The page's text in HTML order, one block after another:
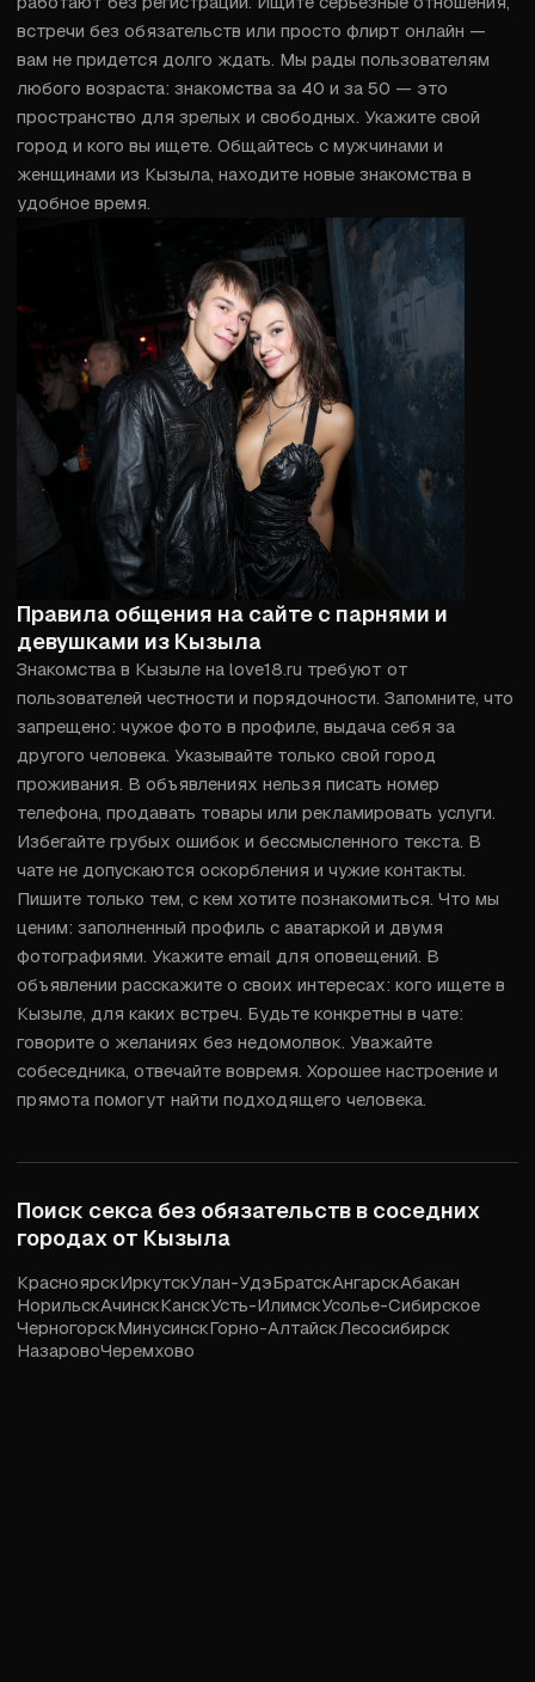
встречи без обязательств или просто флирт онлайн —
вам не придется долго ждать. Мы рады пользователям
любого возраста: знакомства за 40 и за 50 — это
пространство для зрелых и свободных. Укажите свой
город и кого вы ищете. Общайтесь с мужчинами и
женщинами из Кызыла, находите новые знакомства в
удобное время.
Правила общения на сайте с парнями и
девушками из Кызыла
Знакомства в Кызыле на love18.ru требуют от
пользователей честности и порядочности. Запомните, что
запрещено: чужое фото в профиле, выдача себя за
другого человека. Указывайте только свой город
проживания. В объявлениях нельзя писать номер
телефона, продавать товары или рекламировать услуги.
Избегайте грубых ошибок и бессмысленного текста. В
чате не допускаются оскорбления и чужие контакты.
Пишите только тем, с кем хотите познакомиться. Что мы
ценим: заполненный профиль с аватаркой и двумя
фотографиями. Укажите email для оповещений. В
объявлении расскажите о своих интересах: кого ищете в
Кызыле, для каких встреч. Будьте конкретны в чате:
говорите о желаниях без недомолвок. Уважайте
собеседника, отвечайте вовремя. Хорошее настроение и
прямота помогут найти подходящего человека.
Поиск секса без обязательств в соседних
городах от Кызыла
КрасноярскИркутскУлан-УдэБратскАнгарскАбакан
НорильскАчинскКанскУсть-ИлимскУсолье-Сибирское
ЧерногорскМинусинскГорно-АлтайскЛесосибирск
НазаровоЧеремхово